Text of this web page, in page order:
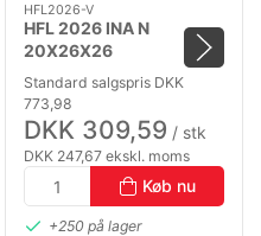
HFL2026-V
HFL 2026 INA N
20X26X26
Standard salgspris DKK
773,98
DKK 309,59 / stk
DKK 247,67 ekskl. moms
Køb nu
+250 på lager